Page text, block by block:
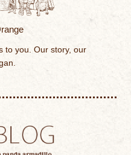
to you. Our story, our